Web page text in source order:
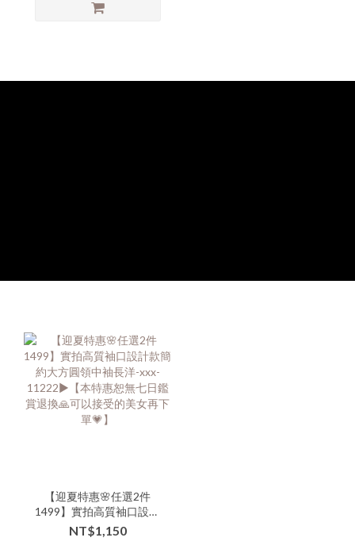
【迎夏特惠🌸任選2件
1499】實拍高質袖口設計
款簡約大方圓領中袖長洋-
xxx-11222▶【本特惠恕無
NT$1,150